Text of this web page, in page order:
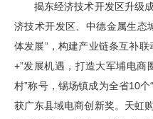
揭东经济技术开发区升级成
济技术开发区、中德金属生态
体发展”，构建产业链条互补
+”发展机遇，打造大军埔电商
村”称号，锡场镇成为全省10
获广东县域电商创新奖。天虹